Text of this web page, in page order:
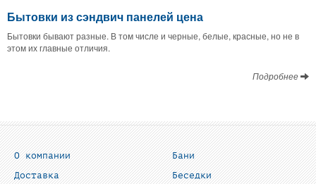
Бытовки из сэндвич панелей цена
Бытовки бывают разные. В том числе и черные, белые, красные, но не в
этом их главные отличия.
Подробнее
О компании
Доставка
Бани
Беседки